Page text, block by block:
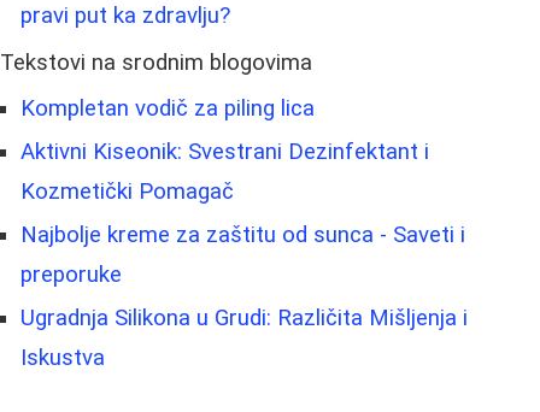
pravi put ka zdravlju?
Tekstovi na srodnim blogovima
Kompletan vodič za piling lica
Aktivni Kiseonik: Svestrani Dezinfektant i
Kozmetički Pomagač
Najbolje kreme za zaštitu od sunca - Saveti i
preporuke
Ugradnja Silikona u Grudi: Različita Mišljenja i
Iskustva